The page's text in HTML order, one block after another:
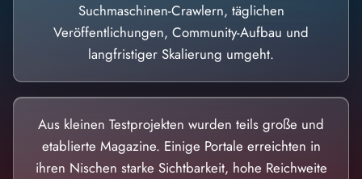
Suchmaschinen-Crawlern, täglichen
Veröffentlichungen, Community-Aufbau und
langfristiger Skalierung umgeht.
Aus kleinen Testprojekten wurden teils große und
etablierte Magazine. Einige Portale erreichten in
ihren Nischen starke Sichtbarkeit, hohe Reichweite